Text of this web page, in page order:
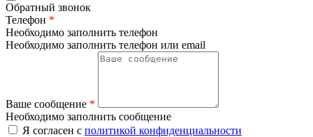
Обратный звонок
Телефон *
Необходимо заполнить телефон
Необходимо заполнить телефон или email
Ваше сообщение *
Необходимо заполнить сообщение
Я согласен с политикой конфиденциальности